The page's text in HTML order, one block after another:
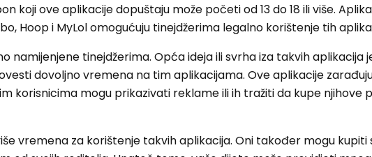
koji ove aplikacije dopuštaju može početi od 13 do 18 ili više.
Hoop i MyLol omogućuju tinejdžerima legalno korištenje tih
namijenjene tinejdžerima. Opća ideja ili svrha iza takvih aplikacija
dovoljno vremena na tim aplikacijama. Ove aplikacije
korisnicima mogu prikazivati ​​reklame ili ih tražiti da kupe njihove
vremena za korištenje takvih aplikacija. Oni također mogu kupiti